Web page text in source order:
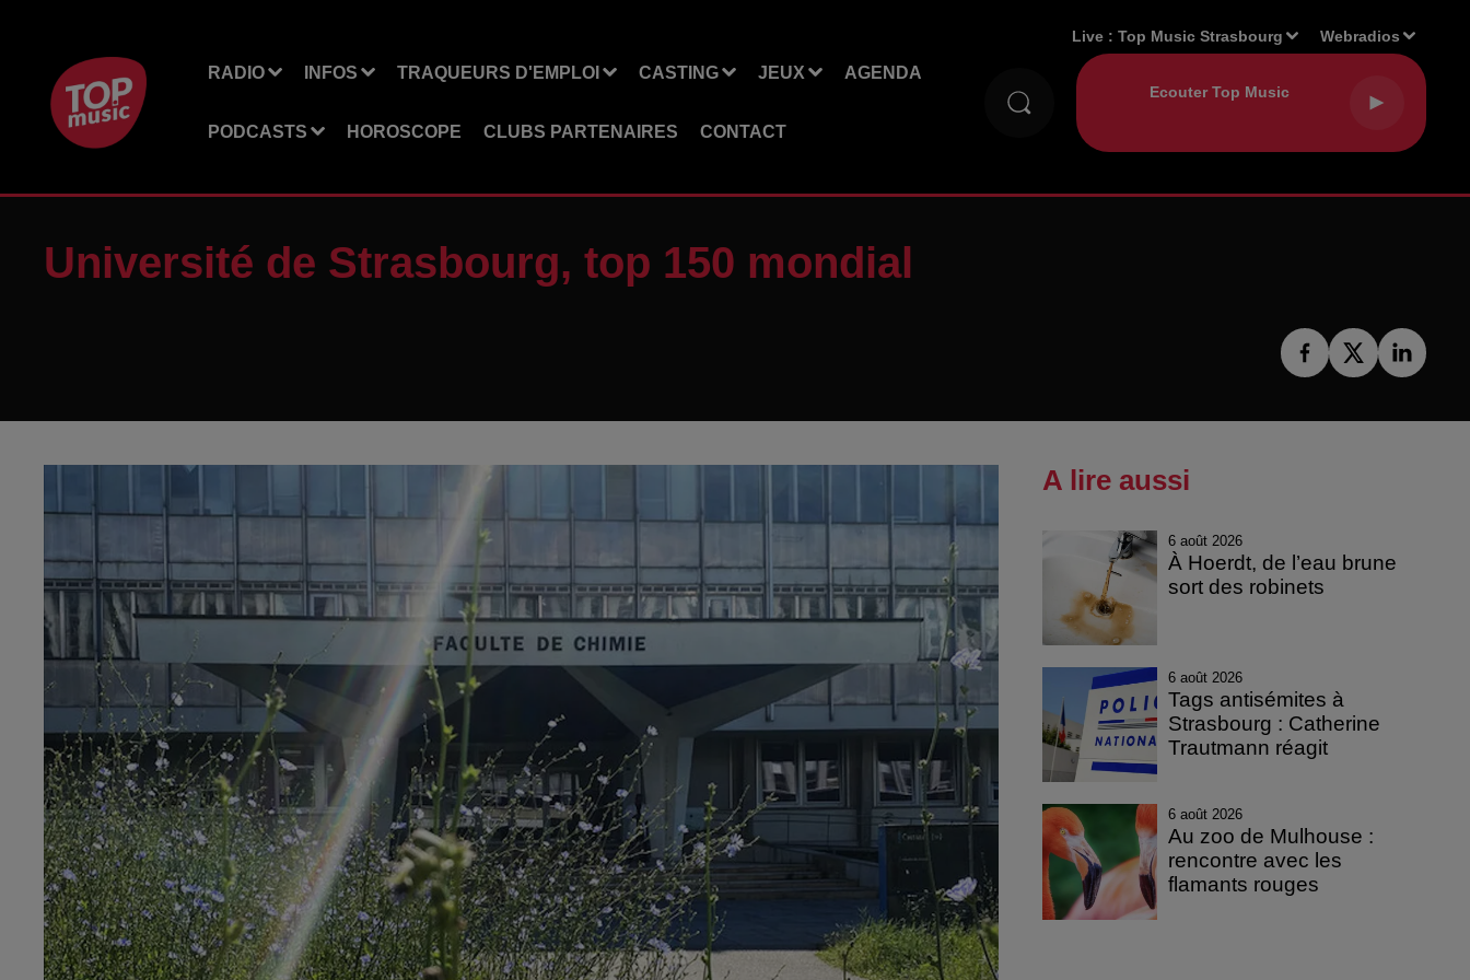
RADIO INFOS TRAQUEURS D'EMPLOI CASTING JEUX AGENDA
PODCASTS HOROSCOPE CLUBS PARTENAIRES CONTACT
Live :Top Music Strasbourg Webradios
Université de Strasbourg, top 150 mondial
A lire aussi
6 août 2026
À Hoerdt, de l’eau brune
sort des robinets
6 août 2026
Tags antisémites à
Strasbourg : Catherine
Trautmann réagit
6 août 2026
Au zoo de Mulhouse :
rencontre avec les
flamants rouges